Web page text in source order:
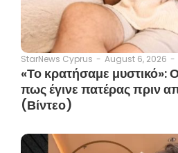
StarNews Cyprus - August 6, 2026 -
«Το κρατήσαμε
πως έγινε πατέρας πριν
(Βίντεο)